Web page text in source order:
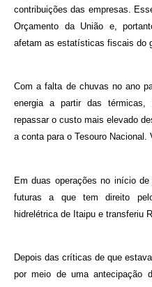
contribuições das empresas.
Orçamento da União e,
afetam as estatísticas fiscais do
Com a falta de chuvas no ano
energia a partir das
repassar o custo mais elevado
a conta para o Tesouro Nacional.
Em duas operações no início
futuras a que tem direito
hidrelétrica de Itaipu e transferiu
Depois das críticas de que
por meio de uma antecipação